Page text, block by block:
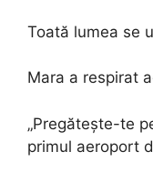
Toată lumea se
Mara a respirat
„Pregătește-te
primul aeroport